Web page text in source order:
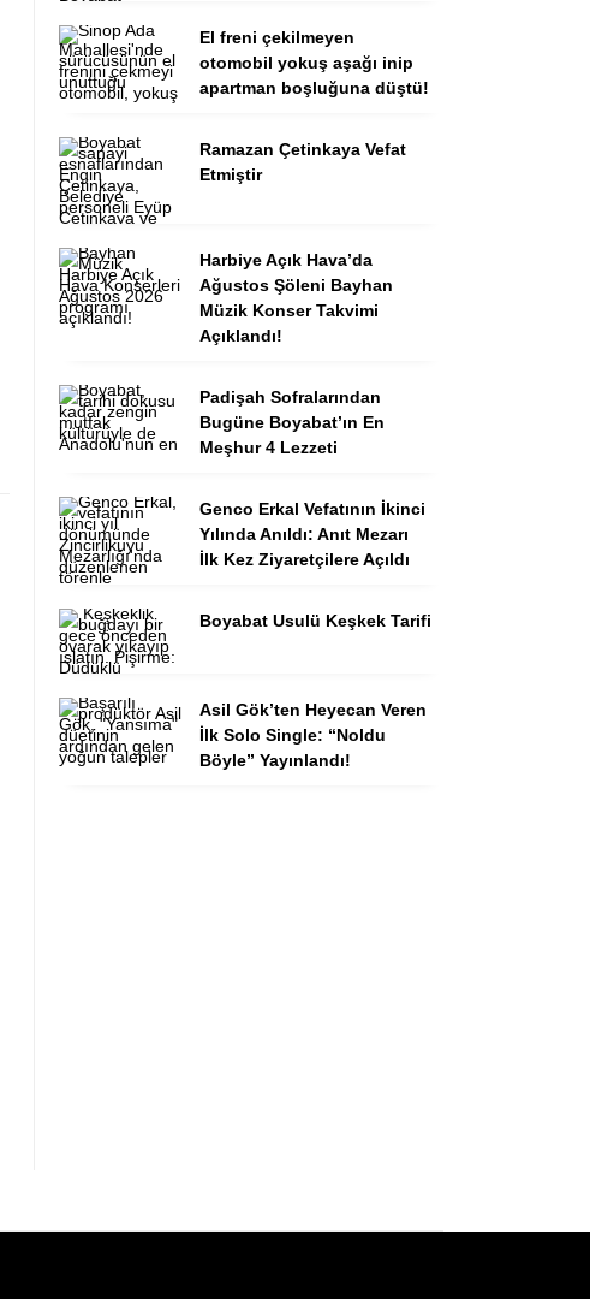
El freni çekilmeyen
otomobil yokuş aşağı inip
apartman boşluğuna düştü!
Ramazan Çetinkaya Vefat
Etmiştir
Harbiye Açık Hava’da
Ağustos Şöleni Bayhan
Müzik Konser Takvimi
Açıklandı!
Padişah Sofralarından
Bugüne Boyabat’ın En
Meşhur 4 Lezzeti
Genco Erkal Vefatının İkinci
Yılında Anıldı: Anıt Mezarı
İlk Kez Ziyaretçilere Açıldı
Boyabat Usulü Keşkek Tarifi
Asil Gök’ten Heyecan Veren
İlk Solo Single: “Noldu
Böyle” Yayınlandı!